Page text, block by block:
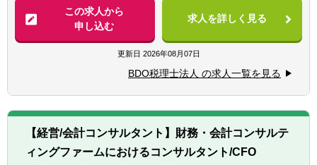
【歓迎経験・スキル】
▽経験・資格が以下いずれかに該当する方歓
迎
■税務や経営コンサルなどのクライアントサ
ービスの実務経験がある方
■公認会計士、USCPA有資格者
■普通自動車運転免許（なくても可）
■英語スキル：不問（今後の国際税務案件増
を想定してあれば歓迎）
【具体的には】
■会計帳簿入力、作成、伝票整理
■個人、法人の決算申告業務
■税務相談、指導、助言
■顧客入力自計化の入力指導
■金融機関対応や融資申込資料作成、相談対
応
■相続税、贈与税等資産税の申告業務
■その他監査担当に付随する全ての業務
※使用会計ソフト： TKC・ソリマチ、他
この求人から
申し込む
求人を詳しく見る
更新日 2026年08月07日
BDO税理士法人 の求人一覧を見る
【経営/会計コンサルタント】財務・会計コンサルテ
ィングファームにおけるコンサルタント/CFO